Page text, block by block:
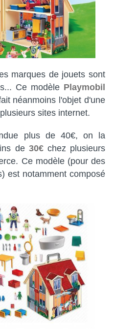
marques de jouets sont
Ce modèle Playmobil
néanmoins l'objet d'une
sites internet.
plus de 40€, on la
de 30€chez plusieurs
Ce modèle (pour des
est notamment composé